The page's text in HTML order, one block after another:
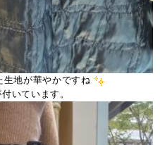
生地が華やかですね
いています。